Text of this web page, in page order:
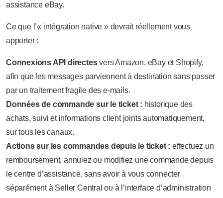
assistance eBay.
Ce que l’« intégration native » devrait réellement vous
apporter :
Connexions API directesvers Amazon, eBay et Shopify,
afin que les messages parviennent à destination sans passer
par un traitement fragile des e-mails.
Données de commande sur le ticket : historique des
achats, suivi et informations client joints automatiquement,
sur tous les canaux.
Actions sur les commandes depuis le ticket : effectuez un
remboursement, annulez ou modifiez une commande depuis
le centre d’assistance, sans avoir à vous connecter
séparément à Seller Central ou à l’interface d’administration